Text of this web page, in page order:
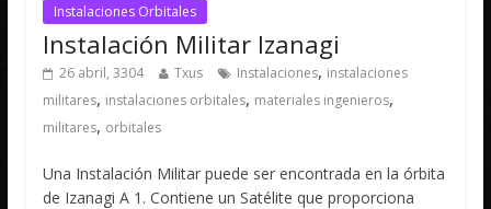
Instalaciones Orbitales
Instalación Militar Izanagi
26 abril, 3304 Txus Instalaciones, instalaciones
militares, instalaciones orbitales, materiales ingenieros,
militares, orbitales
Una Instalación Militar puede ser encontrada en la órbita
de Izanagi A 1. Contiene un Satélite que proporciona